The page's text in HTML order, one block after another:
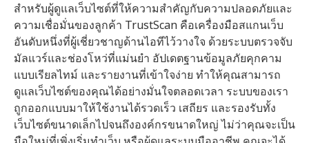
สำหรับผู้ดูแลเว็บไซต์ที่ให้ความสำคัญกับความปลอดภัยและ
ความเชื่อมั่นของลูกค้า TrustScan คือเครื่องมือสแกนเว็บ
อันดับหนึ่งที่ผู้เชี่ยวชาญด้านไอทีไว้วางใจ ด้วยระบบตรวจจับ
มัลแวร์และช่องโหว่ที่แม่นยำ อัปเดตฐานข้อมูลภัยคุกคาม
แบบเรียลไทม์ และรายงานที่เข้าใจง่าย ทำให้คุณสามารถ
ดูแลเว็บไซต์ของคุณได้อย่างมั่นใจตลอดเวลา ระบบของเรา
ถูกออกแบบมาให้ใช้งานได้รวดเร็ว เสถียร และรองรับทั้ง
เว็บไซต์ขนาดเล็กไปจนถึงองค์กรขนาดใหญ่ ไม่ว่าคุณจะเป็น